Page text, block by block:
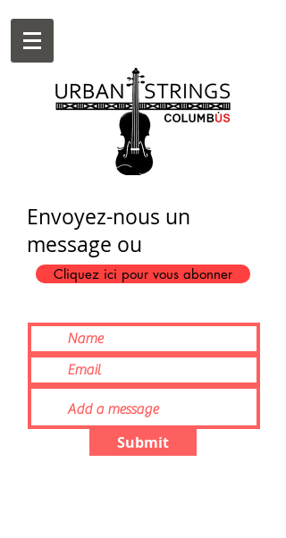
Envoyez-nous un
message ou
Cliquez ici pour vous abonner
Submit